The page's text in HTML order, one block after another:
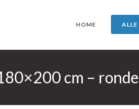
HOME ALLE
cm –